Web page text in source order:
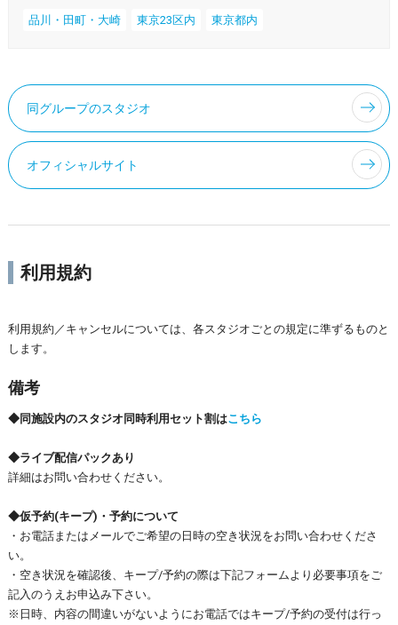
品川・田町・大崎 東京23区内 東京都内
同グループのスタジオ
オフィシャルサイト
利用規約
利用規約／キャンセルについては、各スタジオごとの規定に準ずるものと
します。
備考
◆同施設内のスタジオ同時利用セット割はこちら
◆ライブ配信パックあり
詳細はお問い合わせください。
◆仮予約(キープ)・予約について
・お電話またはメールでご希望の日時の空き状況をお問い合わせくださ
い。
・空き状況を確認後、キープ/予約の際は下記フォームより必要事項をご
記入のうえお申込み下さい。
※日時、内容の間違いがないようにお電話ではキープ/予約の受付は行っ